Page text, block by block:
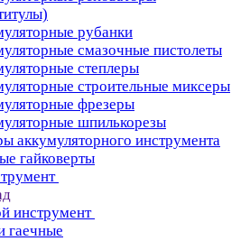
рубанки
смазочные пистолеты
степлеры
строительные миксеры
фрезеры
шпилькорезы
аккумуляторного инструмента
гайковерты
инструмент
гаечные